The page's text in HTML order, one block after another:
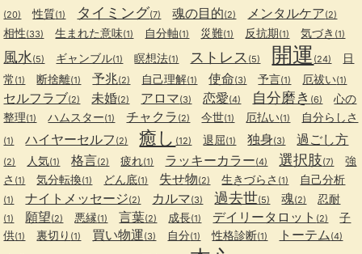
(20) 性質(1) タイミング(7) 魂の目的(2) メンタルケア(2)
相性(33) 生まれた意味(1) 自分軸(1) 災難(1) 反抗期(1) 気づき (1)
風水(5) ギャンブル(1) 瞑想法(1) ストレス (5) 開運 (24)
日
常 (1) 断捨離(1) 予兆(2) 自己理解(1) 使命(3) 予言(1) 厄祓い(1)
セルフラブ(2) 未婚(2) アロマ(3) 恋愛(4) 自分磨き (6)
心の
整理(1) ハムスター(1) チャクラ (2) 今世(1) 厄払い(1) 自分らしさ
(1) ハイヤーセルフ (2) 癒し (12) 退屈(1) 独身(3) 過ごし方
(2) 人気(1) 格言(2) 疲れ(1) ラッキーカラー(4) 選択肢(7)
強
さ (1) 気分転換(1) どん底(1) 失せ物(2) 生きづらさ (1) 自己分析
(1) ナイトメッセージ(2) カルマ(3) 過去世(5) 魂(2) 忍耐
(1) 願望(2) 悪縁(1) 言葉(2) 成長(1) デイリータロット (2)
子
供(1) 裏切り (1) 買い物運(3) 自分(1) 性格診断(1) トーテム(4)